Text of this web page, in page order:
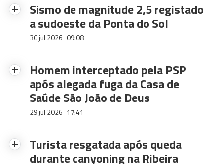
Sismo de magnitude 2,5 registado
a sudoeste da Ponta do Sol
30 jul 2026 09:08
Homem interceptado pela PSP
após alegada fuga da Casa de
Saúde São João de Deus
29 jul 2026 17:41
Turista resgatada após queda
durante canyoning na Ribeira